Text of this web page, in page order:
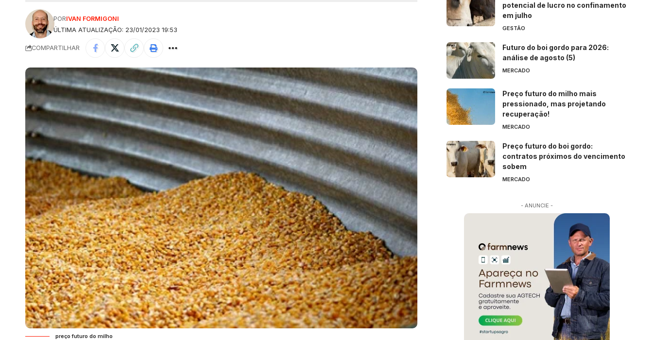
ÚLTIMA ATUALIZAÇÃO: 23/01/2023 19:53
PORIVAN FORMIGONI
COMPARTILHAR
preço futuro do milho
potencial de lucro no confinamento
em julho
GESTÃO
Futuro do boi gordo para 2026:
análise de agosto (5)
MERCADO
Preço futuro do milho mais
pressionado, mas projetando
recuperação!
MERCADO
Preço futuro do boi gordo:
contratos próximos do vencimento
sobem
MERCADO
- ANUNCIE -